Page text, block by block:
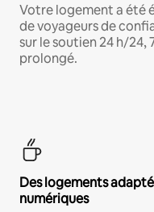
Votre logement a été
de voyageurs de
sur le soutien 24 h/
prolongé.
Des logements
numériques